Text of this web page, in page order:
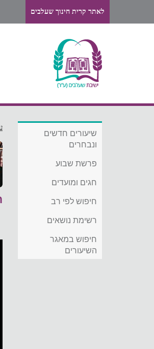
לאתר קרית חינוך שעלבים
שיעורים חדשים
ונבחרים
פרשת שבוע
חגים ומועדים
חיפוש לפי רב
רשימת נושאים
חיפוש במאגר
השיעורים